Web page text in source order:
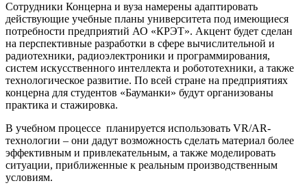
Сотрудники Концерна и вуза намерены адаптировать
действующие учебные планы университета под имеющиеся
потребности предприятий АО «КРЭТ». Акцент будет сделан
на перспективные разработки в сфере вычислительной и
радиотехники, радиоэлектроники и программирования,
систем искусственного интеллекта и робототехники, а также
технологическое развитие. По всей стране на предприятиях
концерна для студентов «Бауманки» будут организованы
практика и стажировка.
В учебном процессе планируется использовать VR/AR-
технологии – они дадут возможность сделать материал более
эффективным и привлекательным, а также моделировать
ситуации, приближенные к реальным производственным
условиям.